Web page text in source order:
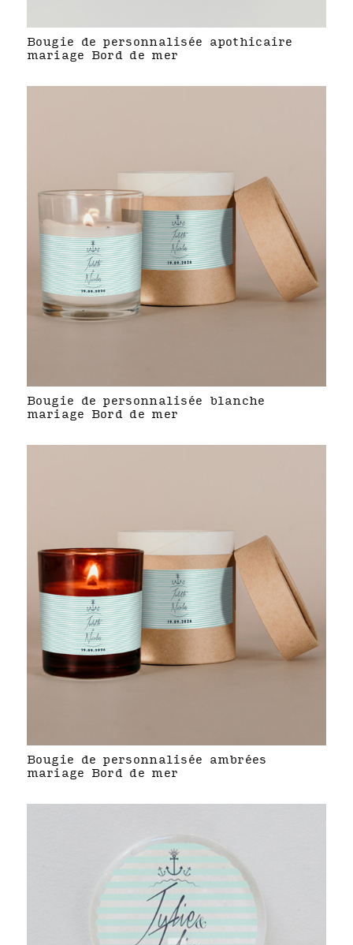
Bougie de personnalisée apothicaire
mariage Bord de mer
Bougie de personnalisée blanche
mariage Bord de mer
Bougie de personnalisée ambrées
mariage Bord de mer